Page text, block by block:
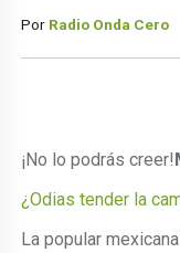
Por Radio Onda Cero
¡No lo podrás creer!
¿Odias tender la
La popular mexicana